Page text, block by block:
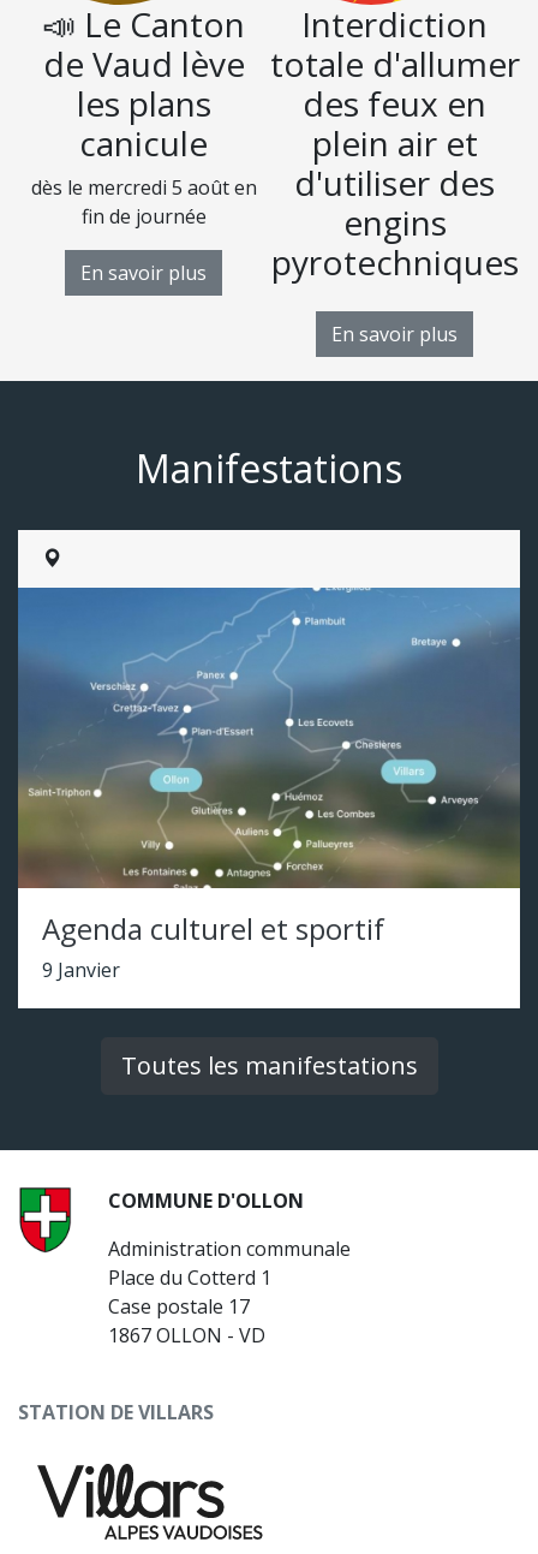
📣 Le Canton
de Vaud lève
les plans
canicule
dès le mercredi 5 août en
fin de journée
En savoir plus
Interdiction
totale d'allumer
des feux en
plein air et
d'utiliser des
engins
pyrotechniques
En savoir plus
Manifestations
Agenda culturel et sportif
9 Janvier
Toutes les manifestations
COMMUNE D'OLLON
Administration communale
Place du Cotterd 1
Case postale 17
1867 OLLON - VD
STATION DE VILLARS